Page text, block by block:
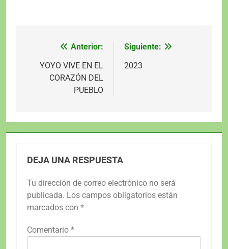
Navegación
Anterior:
YOYO VIVE EN EL
CORAZÓN DEL
PUEBLO
Siguiente:
2023
DEJA UNA RESPUESTA
Tu dirección de correo electrónico no será
publicada. Los campos obligatorios están
marcados con *
Comentario *